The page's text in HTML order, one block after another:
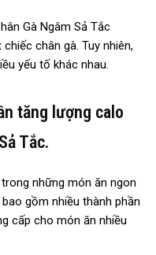
Gà Ngâm Sả Tắc
chân gà. Tuy nhiên,
yếu tố khác nhau.
tăng lượng calo
Tắc.
những món ăn ngon
gồm nhiều thành phần
cấp cho món ăn nhiều